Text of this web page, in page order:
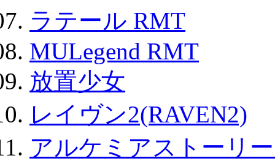
ラテール RMT
MULegend RMT
放置少女
レイヴン2(RAVEN2)
アルケミアストーリ